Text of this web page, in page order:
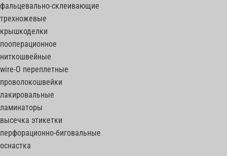
фальцевально-склеивающие
трехножевые
крышкоделки
пооперационное
ниткошвейные
wire-O переплетные
проволокошвейки
лакировальные
ламинаторы
высечка этикетки
перфорационно-биговальные
оснастка